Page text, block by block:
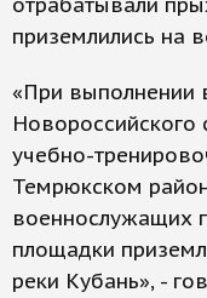
отрабатывали
приземлились на
«При выполнении
учебно-
Темрюкском
военнослужащих
площадки
реки Кубань», -